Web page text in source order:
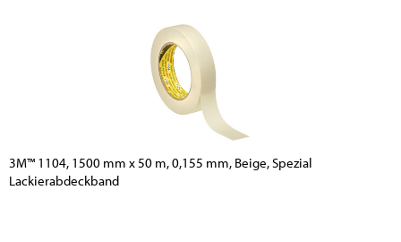
3M™ 1104, 1500 mm x 50 m, 0,155 mm, Beige, Spezial
Lackierabdeckband